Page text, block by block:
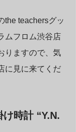
the teachersグッ
ムフロム渋谷店
りますので、気
に見に来てくだ
け時計 “Y.N.